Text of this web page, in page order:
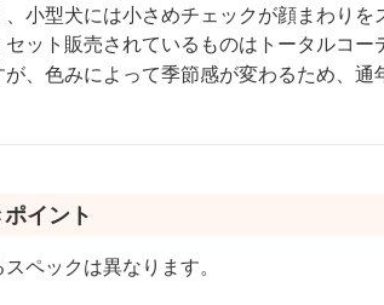
小型犬には小さめチェックが顔まわりを
セット販売されているものはトータルコー
が、色みによって季節感が変わるため、
イント
ペックは異なります。